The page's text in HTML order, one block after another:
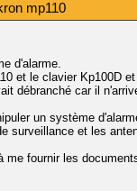
mp110
d'alarme.
et le clavier Kp100D
débranché car il
un système
surveillance et les
fournir les